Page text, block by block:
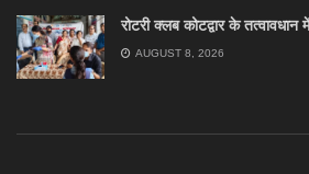
रोटरी क्लब कोटद्वार के
AUGUST 8, 2026